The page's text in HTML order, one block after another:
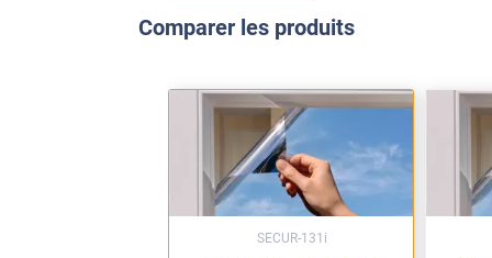
Comparer les produits
SECUR-131i